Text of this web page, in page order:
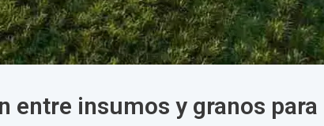
entre insumos y granos para